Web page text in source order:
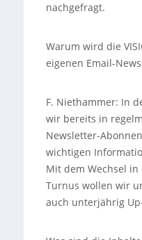
nachgefragt.
Warum wird die
eigenen Email-
F. Niethammer: In
wir bereits in
Newsletter-
wichtigen
Mit dem Wechsel in
Turnus wollen wir
auch unterjährig